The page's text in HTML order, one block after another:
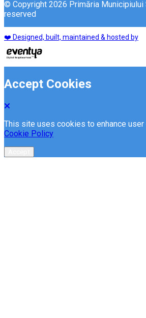
© Copyright 2026 Primăria Municipiului
reserved
❤️ Designed, built, maintained & hosted by
Accept Cookies
This site uses cookies to enhance
Cookie Policy